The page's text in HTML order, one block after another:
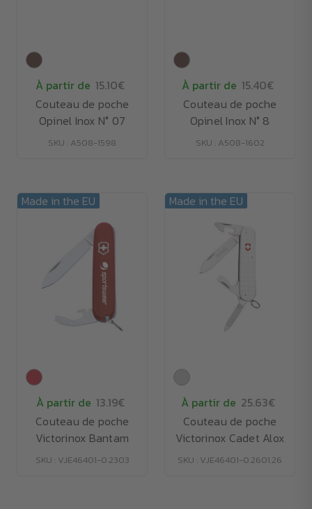
À partir de 15.10€
Couteau de poche
Opinel Inox N° 07
SKU : A508-1598
À partir de 15.40€
Couteau de poche
Opinel Inox N° 8
SKU : A508-1602
Made in the EU
À partir de 13.19€
Couteau de poche
Victorinox Bantam
SKU : VJE46401-0.2303
Made in the EU
À partir de 25.63€
Couteau de poche
Victorinox Cadet Alox
SKU : VJE46401-0.2601.26